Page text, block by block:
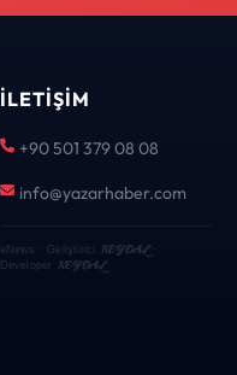
İLETIŞIM
+90 501 379 08 08
info@yazarhaber.com
eNews · Geliştirici KEYDAL·
Developer KEYDAL